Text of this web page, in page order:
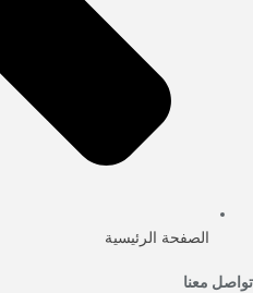
الصفحة الرئيسية
تواصل معنا